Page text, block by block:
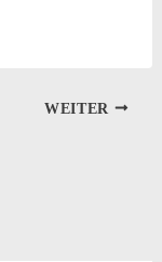
WEITER